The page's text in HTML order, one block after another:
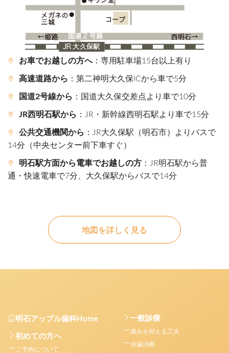
お車でお越しの方へ：専用駐車場15台以上有り
高速道路から ：第二神明大久保ICから車で5分
国道2号線から ：国道大久保交差点より車で10分
JR西明石駅から ：JR・新幹線西明石駅より車で15分
公共交通機関から ：JR大久保駅（明石市）よりバスで
14分（中央センター前下車すぐ）
明石駅方面から電車でお越しの方 ：JR明石駅から普
通・快速電車で7分、大久保駅からバスで14分
地図を詳しく見る
明石アップル歯科Home
初めての方へ
ご予約について
一般診療
痛みを抑える工夫
虫歯治療